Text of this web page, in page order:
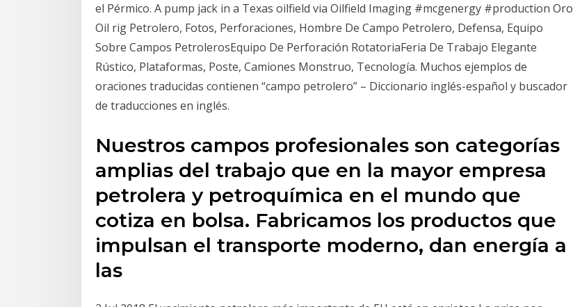
el Pérmico. A pump jack in a Texas oilfield via Oilfield Imaging #mcgenergy #production Oro
Oil rig Petrolero, Fotos, Perforaciones, Hombre De Campo Petrolero, Defensa, Equipo
Sobre Campos PetrolerosEquipo De Perforación RotatoriaFeria De Trabajo Elegante
Rústico, Plataformas, Poste, Camiones Monstruo, Tecnología. Muchos ejemplos de
oraciones traducidas contienen “campo petrolero” – Diccionario inglés-español y buscador
de traducciones en inglés.
Nuestros campos profesionales son categorías
amplias del trabajo que en la mayor empresa
petrolera y petroquímica en el mundo que
cotiza en bolsa. Fabricamos los productos que
impulsan el transporte moderno, dan energía a
las